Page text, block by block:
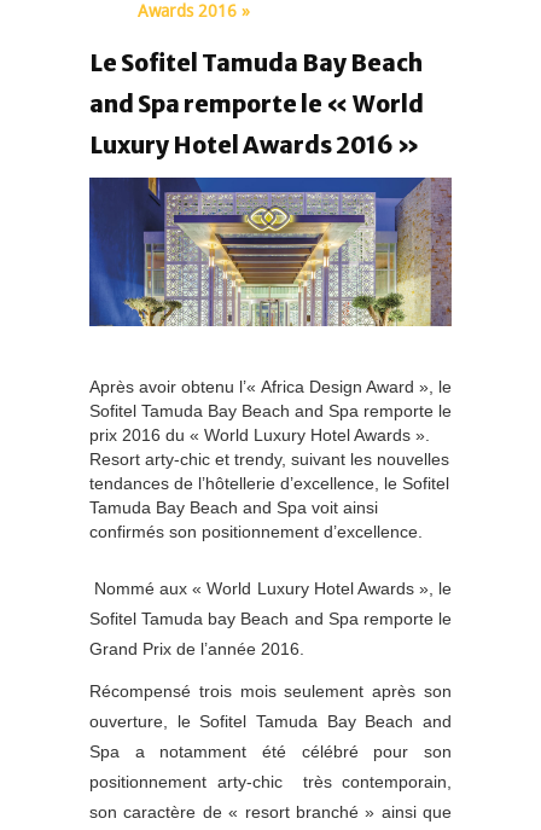
Awards 2016 »
Le Sofitel Tamuda Bay Beach
and Spa remporte le « World
Luxury Hotel Awards 2016 »
Après avoir obtenu l’« Africa Design Award », le
Sofitel Tamuda Bay Beach and Spa remporte le
prix 2016 du « World Luxury Hotel Awards ».
Resort arty-chic et trendy, suivant les nouvelles
tendances de l’hôtellerie d’excellence, le Sofitel
Tamuda Bay Beach and Spa voit ainsi
confirmés son positionnement d’excellence.
Nommé aux « World Luxury Hotel Awards », le
Sofitel Tamuda bay Beach and Spa remporte le
Grand Prix de l’année 2016.
Récompensé trois mois seulement après son
ouverture, le Sofitel Tamuda Bay Beach and
Spa a notamment été célébré pour son
positionnement arty-chic très contemporain,
son caractère de « resort branché » ainsi que